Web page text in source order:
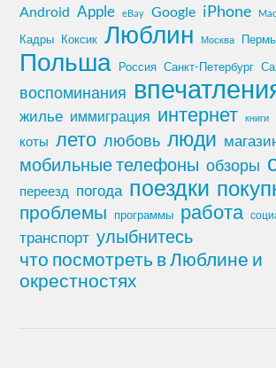
Android Apple eBay Google iPhone
Кадры Коксик Люблин Москва Пермь
Польша Россия Санкт-Петербург
воспоминания
жилье иммиграция интернет книги
коты лето любовь люди
мобильные телефоны обзоры
переезд погода поездки
проблемы программы работа
транспорт улыбнитесь
что посмотреть в Люблине и
окрестностях